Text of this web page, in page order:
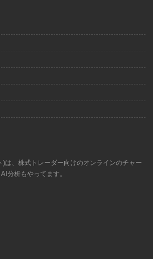
)は、株式トレーダー向けのオンラインのチャー
分析もやってます。